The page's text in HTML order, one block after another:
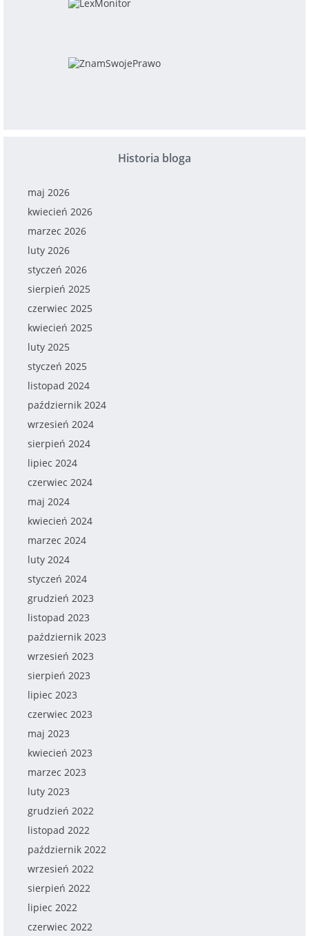
Historia bloga
maj 2026
kwiecień 2026
marzec 2026
luty 2026
styczeń 2026
sierpień 2025
czerwiec 2025
kwiecień 2025
luty 2025
styczeń 2025
listopad 2024
październik 2024
wrzesień 2024
sierpień 2024
lipiec 2024
czerwiec 2024
maj 2024
kwiecień 2024
marzec 2024
luty 2024
styczeń 2024
grudzień 2023
listopad 2023
październik 2023
wrzesień 2023
sierpień 2023
lipiec 2023
czerwiec 2023
maj 2023
kwiecień 2023
marzec 2023
luty 2023
grudzień 2022
listopad 2022
październik 2022
wrzesień 2022
sierpień 2022
lipiec 2022
czerwiec 2022